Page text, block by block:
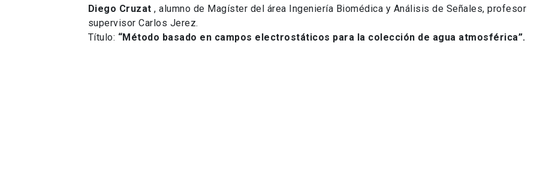
Diego Cruzat , alumno de Magíster del área Ingeniería Biomédica y Análisis de Señales, profesor
supervisor Carlos Jerez.
Título: “Método basado en campos electrostáticos para la colección de agua atmosférica”.